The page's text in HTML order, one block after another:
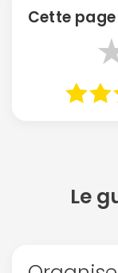
Cette
Le